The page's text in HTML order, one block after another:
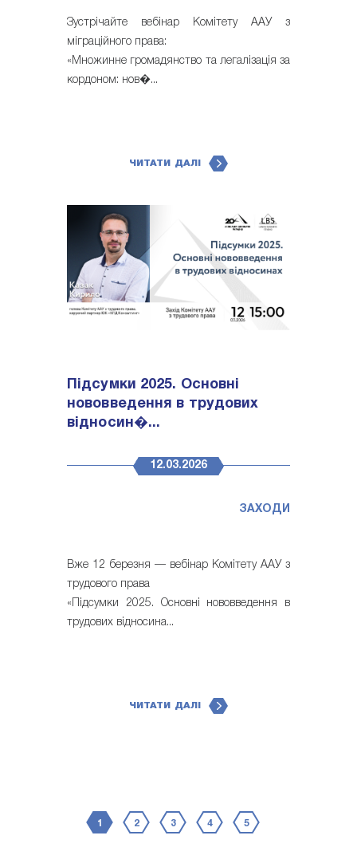
Зустрічайте вебінар Комітету ААУ з
міграційного права:
«Множинне громадянство та легалізація за
кордоном: нов�...
ЧИТАТИ ДАЛІ
Підсумки 2025. Основні
нововведення в трудових
відносин�...
12.03.2026
ЗАХОДИ
Вже 12 березня — вебінар Комітету ААУ з
трудового права
«Підсумки 2025. Основні нововведення в
трудових відносина...
ЧИТАТИ ДАЛІ
1 2 3 4 5